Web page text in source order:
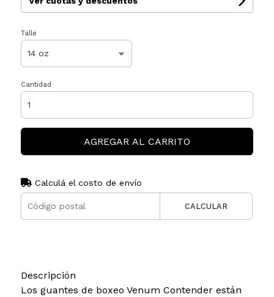
Talle
Cantidad
AGREGAR AL CARRITO
Calculá el costo de envío
CALCULAR
Descripción
Los guantes de boxeo Venum Contender están